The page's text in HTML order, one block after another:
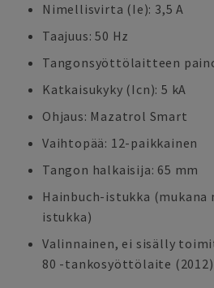
Nimellisvirta (Ie): 3,5 A
Taajuus: 50 Hz
Tangonsyöttölaitteen
Katkaisukyky (Icn): 5 kA
Ohjaus: Mazatrol Smart
Vaihtopää: 12-paikkainen
Tangon halkaisija: 65 mm
Hainbuch-istukka (mukana
istukka)
Valinnainen, ei sisälly
80 -tankosyöttölaite (2012)